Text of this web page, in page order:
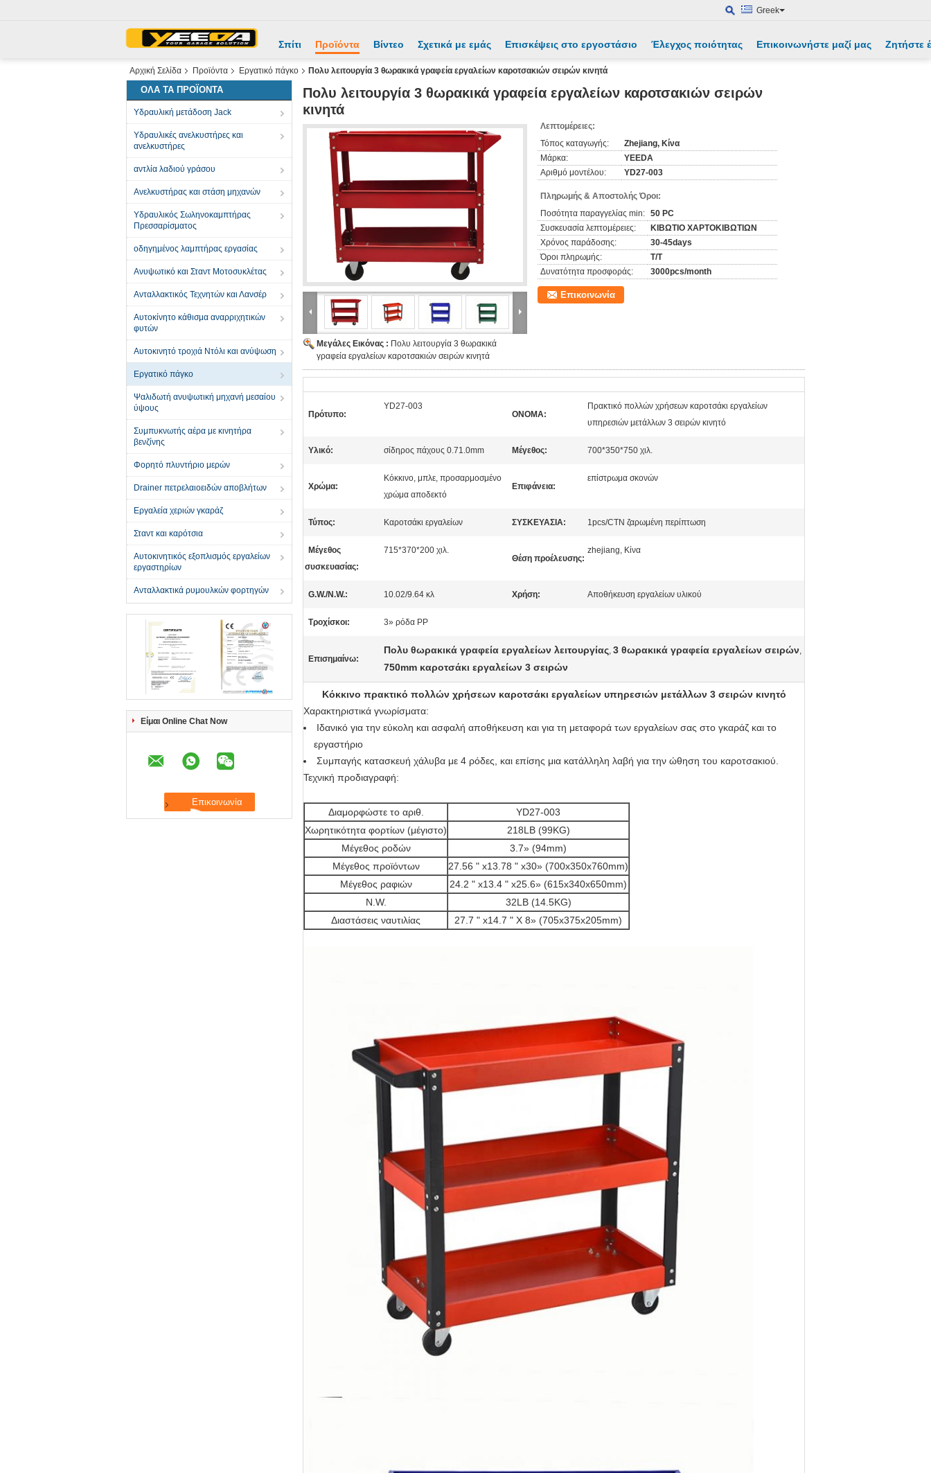
Greek
Σπίτι Προϊόντα Βίντεο Σχετικά με εμάς Επισκέψεις στο εργοστάσιο Έλεγχος ποιότητας Επικοινωνήστε μαζί μας Ζητήστε
Αρχική Σελίδα Προϊόντα Εργατικό πάγκο Πολυ λειτουργία 3 θωρακικά γραφεία εργαλείων καροτσακιών σειρών κινητά
ΌΛΑ ΤΑ ΠΡΟΪΌΝΤΑ
Υδραυλική μετάδοση Jack
Υδραυλικές ανελκυστήρες και
ανελκυστήρες
αντλία λαδιού γράσου
Ανελκυστήρας και στάση μηχανών
Υδραυλικός Σωληνοκαμπτήρας
Πρεσσαρίσματος
οδηγημένος λαμπτήρας εργασίας
Ανυψωτικό και Σταντ Μοτοσυκλέτας
Ανταλλακτικός Τεχνητών και Λανσέρ
Αυτοκίνητο κάθισμα αναρριχητικών
φυτών
Αυτοκινητό τροχιά Ντόλι και ανύψωση
Εργατικό πάγκο
Ψαλιδωτή ανυψωτική μηχανή μεσαίου
ύψους
Συμπυκνωτής αέρα με κινητήρα
βενζίνης
Φορητό πλυντήριο μερών
Drainer πετρελαιοειδών αποβλήτων
Εργαλεία χεριών γκαράζ
Σταντ και καρότσια
Αυτοκινητικός εξοπλισμός εργαλείων
εργαστηρίων
Ανταλλακτικά ρυμουλκών φορτηγών
Είμαι Online Chat Now
Πολυ λειτουργία 3 θωρακικά γραφεία εργαλείων καροτσακιών σειρών
κινητά
Μεγάλες Εικόνας : Πολυ λειτουργία 3 θωρακικά
γραφεία εργαλείων καροτσακιών σειρών κινητά
Λεπτομέρειες:
Τόπος καταγωγής:
Zhejiang, Κίνα
Μάρκα:
YEEDA
Αριθμό μοντέλου:
YD27-003
Πληρωμής & Αποστολής Όροι:
Ποσότητα παραγγελίας min: 50 PC
Συσκευασία λεπτομέρειες:
ΚΙΒΩΤΙΟ ΧΑΡΤΟΚΙΒΩΤΙΩΝ
Χρόνος παράδοσης:
30-45days
Όροι πληρωμής:
T/T
Δυνατότητα προσφοράς:
3000pcs/month
Επικοινωνία
Πρότυπο:
YD27-003
ΟΝΟΜΑ:
Πρακτικό πολλών χρήσεων καροτσάκι εργαλείων
υπηρεσιών μετάλλων 3 σειρών κινητό
Υλικό: σίδηρος πάχους 0.71.0mm Μέγεθος: 700*350*750 χιλ.
Χρώμα:
Κόκκινο, μπλε, προσαρμοσμένο
χρώμα αποδεκτό
Επιφάνεια:
επίστρωμα σκονών
Τύπος: Καροτσάκι εργαλείων ΣΥΣΚΕΥΑΣΙΑ: 1pcs/CTN ζαρωμένη περίπτωση
Μέγεθος
συσκευασίας:
715*370*200 χιλ.
Θέση προέλευσης:
zhejiang, Κίνα
G.W./N.W.: 10.02/9.64 κλ Χρήση: Αποθήκευση εργαλείων υλικού
Τροχίσκοι: 3» ρόδα PP
Επισημαίνω:
Πολυ θωρακικά γραφεία εργαλείων λειτουργίας, 3 θωρακικά γραφεία εργαλείων σειρών,
750mm καροτσάκι εργαλείων 3 σειρών
Κόκκινο πρακτικό πολλών χρήσεων καροτσάκι εργαλείων υπηρεσιών μετάλλων 3 σειρών κινητό
Χαρακτηριστικά γνωρίσματα:
Ιδανικό για την εύκολη και ασφαλή αποθήκευση και για τη μεταφορά των εργαλείων σας στο γκαράζ και το
εργαστήριο
Συμπαγής κατασκευή χάλυβα με 4 ρόδες, και επίσης μια κατάλληλη λαβή για την ώθηση του καροτσακιού.
Τεχνική προδιαγραφή:
Διαμορφώστε το αριθ.
YD27-003
Χωρητικότητα φορτίων (μέγιστο)
218LB (99KG)
Μέγεθος ροδών
3.7» (94mm)
Μέγεθος προϊόντων
27.56 " x13.78 " x30» (700x350x760mm)
Μέγεθος ραφιών
24.2 " x13.4 " x25.6» (615x340x650mm)
N.W.
32LB (14.5KG)
Διαστάσεις ναυτιλίας
27.7 " x14.7 " Χ 8» (705x375x205mm)